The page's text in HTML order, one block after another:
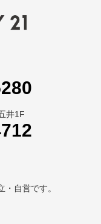
井1F
自営です。